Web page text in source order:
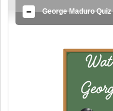
George Maduro Quiz